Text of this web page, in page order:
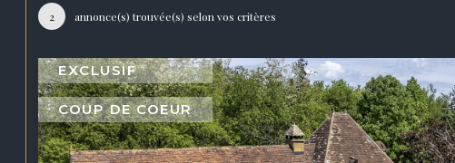
de l'ancien
TYPE DE BIEN
Propriete 24200 - Sarlat-la-Canéda
2 annonce(s) trouvée(s) selon vos critères
EXCLUSIF
COUP DE COEUR